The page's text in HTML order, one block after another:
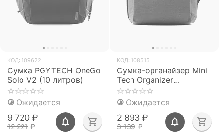
КОД: 109622
Сумка PGYTECH OneGo
Solo V2 (10 литров)
Ожидается
12 221 ₽
9 720 ₽
КОД: 108515
Сумка-органайзер Mini
Tech Organizer
(PGYTECH)
Ожидается
3 139 ₽
2 893 ₽